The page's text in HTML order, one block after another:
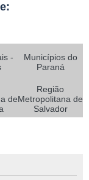
-
Municípios do
Paraná
de
Região
Metropolitana de
Salvador